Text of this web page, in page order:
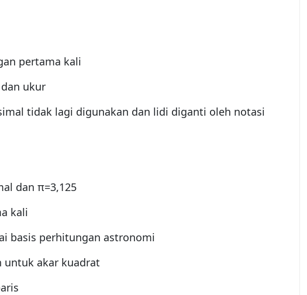
pertama kali
ukur
tidak lagi digunakan dan lidi diganti oleh notasi
dan π=3,125
kali
basis perhitungan astronomi
untuk akar kuadrat